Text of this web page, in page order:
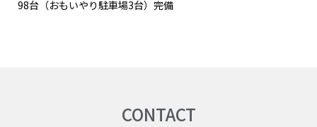
98台（おもいやり駐車場3台）完備
CONTACT